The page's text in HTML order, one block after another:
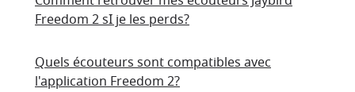
Freedom 2 sI je les perds?
Quels écouteurs sont compatibles avec
l'application Freedom 2?